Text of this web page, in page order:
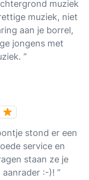
muziek
muziek, niet
aan je borrel,
jongens met
”
stond er een
service en
staan ze je
:-)! ”